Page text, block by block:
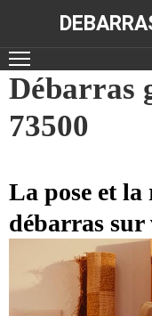
ACCUEIL
DÉBARRAS
CONTACT
Débarras
73500
La pose et
débarras sur